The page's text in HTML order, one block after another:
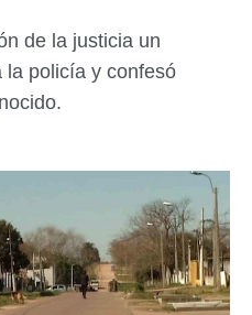
de la justicia un
la policía y confesó